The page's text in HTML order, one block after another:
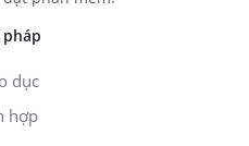
pháp
dục
hợp